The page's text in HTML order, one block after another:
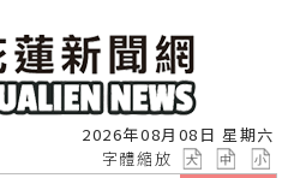
2026年08月08日 星期六
字體縮放